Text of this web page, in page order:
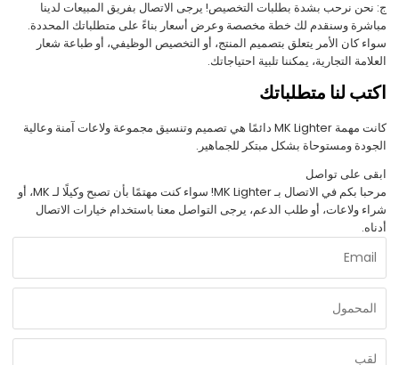
ج: نحن نرحب بشدة بطلبات التخصيص! يرجى الاتصال بفريق المبيعات لدينا
مباشرة وسنقدم لك خطة مخصصة وعرض أسعار بناءً على متطلباتك المحددة.
سواء كان الأمر يتعلق بتصميم المنتج، أو التخصيص الوظيفي، أو طباعة شعار
العلامة التجارية، يمكننا تلبية احتياجاتك.
اكتب لنا متطلباتك
كانت مهمة MK Lighter دائمًا هي تصميم وتنسيق مجموعة ولاعات آمنة وعالية
الجودة ومستوحاة بشكل مبتكر للجماهير.
ابقى على تواصل
مرحبا بكم في الاتصال بـ MK Lighter! سواء كنت مهتمًا بأن تصبح وكيلًا لـ MK، أو
شراء ولاعات، أو طلب الدعم، يرجى التواصل معنا باستخدام خيارات الاتصال
أدناه.